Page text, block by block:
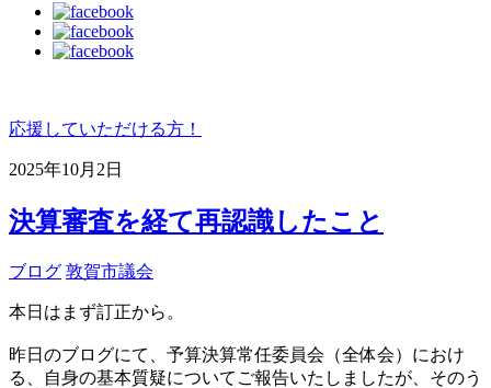
応援していただける方！
2025年10月2日
決算審査を経て再認識したこと
ブログ 敦賀市議会
本日はまず訂正から。
昨日のブログにて、予算決算常任委員会（全体会）におけ
る、自身の基本質疑についてご報告いたしましたが、そのう